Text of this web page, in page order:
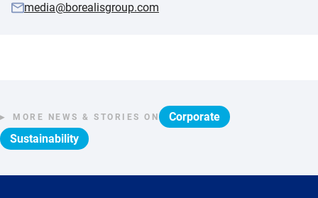
media@borealisgroup.com
MORE NEWS & STORIES ON
Corporate
Sustainability